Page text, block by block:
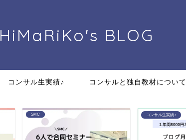
HiMaRiKo's BLOG
コンサル生実績♪ コンサルと独自教材について
コンサル生実績♪ SMC